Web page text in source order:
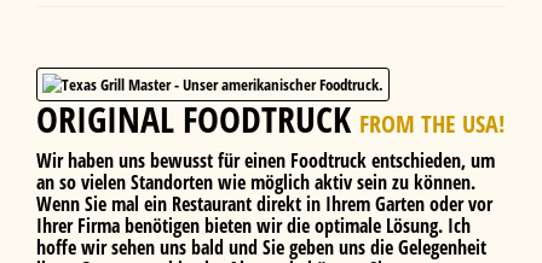
ORIGINAL FOODTRUCKFROM THE USA!
Wir haben uns bewusst für einen Foodtruck entschieden, um
an so vielen Standorten wie möglich aktiv sein zu können.
Wenn Sie mal ein Restaurant direkt in Ihrem Garten oder vor
Ihrer Firma benötigen bieten wir die optimale Lösung. Ich
hoffe wir sehen uns bald und Sie geben uns die Gelegenheit